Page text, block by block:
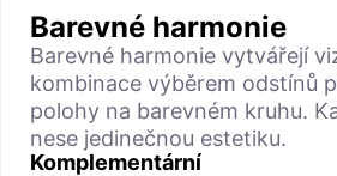
Barevné harmonie
Barevné harmonie vytvářejí
kombinace výběrem odstínů
polohy na barevném kruhu.
nese jedinečnou estetiku.
Komplementární